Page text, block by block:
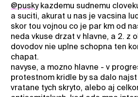
@puskykazdemu sudnemu
a suciti, akurat u nas je vacsina
skor tou vojnou co je par km od
neda vkuse drzat v hlavne, a 2. z
dovodov nie uplne schopna ten
chapat.
navyse, a mozno hlavne - v
protestnom kridle by sa dalo
vratane tych skryto, alebo aj